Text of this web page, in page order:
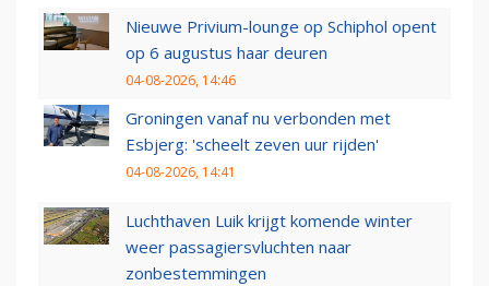
Nieuwe Privium-lounge op Schiphol opent
op 6 augustus haar deuren
04-08-2026, 14:46
Groningen vanaf nu verbonden met
Esbjerg: 'scheelt zeven uur rijden'
04-08-2026, 14:41
Luchthaven Luik krijgt komende winter
weer passagiersvluchten naar
zonbestemmingen